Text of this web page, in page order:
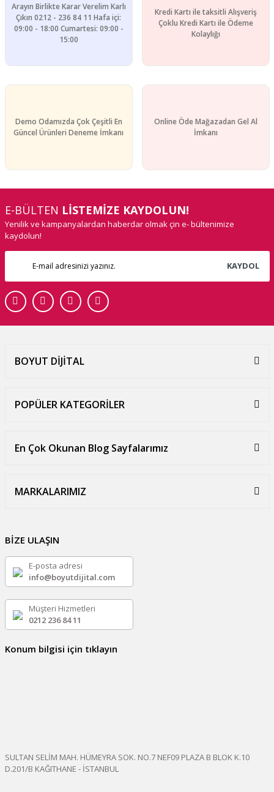
Arayın Birlikte Karar Verelim Karlı
Çıkın 0212 - 236 84 11 Hafa içi:
09:00 - 18:00 Cumartesi: 09:00 -
15:00
Kredi Kartı ile taksitli Alışveriş
Çoklu Kredi Kartı ile Ödeme
Kolaylığı
Demo Odamızda Çok Çeşitli En
Güncel Ürünleri Deneme İmkanı
Online Öde Mağazadan Gel Al
İmkanı
E-BÜLTEN LİSTEMİZE KAYDOLUN!
Yenilik ve kampanyalardan haberdar olmak çin e- bültenimize
kaydolun!
KAYDOL
BOYUT DİJİTAL
POPÜLER KATEGORİLER
En Çok Okunan Blog Sayfalarımız
MARKALARIMIZ
BİZE ULAŞIN
E-posta adresi
info@boyutdijital.com
Müşteri Hizmetleri
0212 236 84 11
Konum bilgisi için tıklayın
SULTAN SELİM MAH. HÜMEYRA SOK. NO.7 NEF09 PLAZA B BLOK K.10
D.201/B KAĞITHANE - İSTANBUL